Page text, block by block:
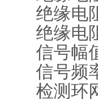
绝缘电
绝缘电
信号幅
信号频
检测环